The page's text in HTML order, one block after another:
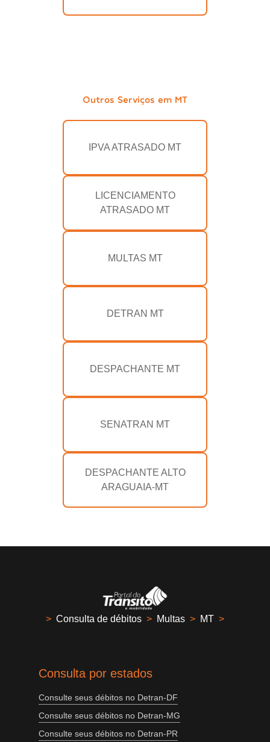
Outros Serviços em MT
IPVA ATRASADO MT
LICENCIAMENTO
ATRASADO MT
MULTAS MT
DETRAN MT
DESPACHANTE MT
SENATRAN MT
DESPACHANTE ALTO
ARAGUAIA-MT
> Consulta de débitos > Multas > MT >
Consulta por estados
Consulte seus débitos no Detran-DF
Consulte seus débitos no Detran-MG
Consulte seus débitos no Detran-PR